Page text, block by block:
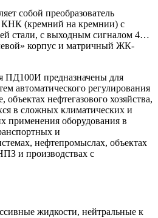
собой преобразователь
КНК (кремний на кремнии) с
стали, с выходным сигналом 4…
корпус и матричный ЖК-
ПД100И предназначены для
автоматического регулирования
объектах нефтегазового хозяйства,
в сложных климатических и
применения оборудования в
и
нефтепромыслах, объектах
и производствах с
жидкости, нейтральные к